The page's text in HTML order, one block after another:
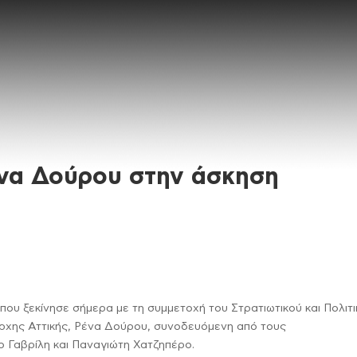
Δούρου στην άσκηση
ξεκίνησε σήμερα με τη συμμετοχή του Στρατιωτικού και
Αττικής, Ρένα Δούρου, συνοδευόμενη από τους
Γαβρίλη και Παναγιώτη Χατζηπέρο.